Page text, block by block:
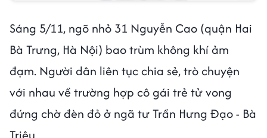
Sáng 5/11, ngõ nhỏ 31 Nguyễn Cao (quận Hai
Bà Trưng, Hà Nội) bao trùm không khí ảm
đạm. Người dân liên tục chia sẻ, trò chuyện
với nhau về trường hợp cô gái trẻ tử vong
đứng chờ đèn đỏ ở ngã tư Trần Hưng Đạo - Bà